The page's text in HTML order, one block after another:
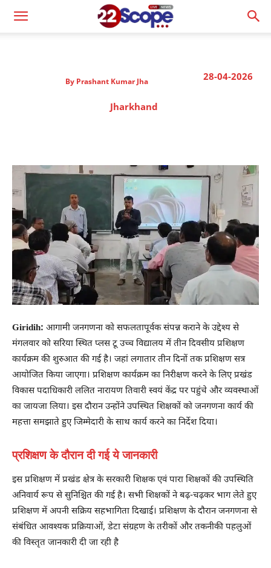
28-04-2026
By Prashant Kumar Jha
Jharkhand
Giridih: आगामी जनगणना को सफलतापूर्वक संपन्न कराने के उद्देश्य से
मंगलवार को सरिया स्थित प्लस टू उच्च विद्यालय में तीन दिवसीय प्रशिक्षण
कार्यक्रम की शुरुआत की गई है। जहां लगातार तीन दिनों तक प्रशिक्षण सत्र
आयोजित किया जाएगा। प्रशिक्षण कार्यक्रम का निरीक्षण करने के लिए प्रखंड
विकास पदाधिकारी ललित नारायण तिवारी स्वयं केंद्र पर पहुंचे और व्यवस्थाओं
का जायजा लिया। इस दौरान उन्होंने उपस्थित शिक्षकों को जनगणना कार्य की
महत्ता समझाते हुए जिम्मेदारी के साथ कार्य करने का निर्देश दिया।
प्रशिक्षण के दौरान दी गई ये जानकारी
इस प्रशिक्षण में प्रखंड क्षेत्र के सरकारी शिक्षक एवं पारा शिक्षकों की उपस्थिति
अनिवार्य रूप से सुनिश्चित की गई है। सभी शिक्षकों ने बढ़-चढ़कर भाग लेते हुए
प्रशिक्षण में अपनी सक्रिय सहभागिता दिखाई। प्रशिक्षण के दौरान जनगणना से
संबंधित आवश्यक प्रक्रियाओं, डेटा संग्रहण के तरीकों और तकनीकी पहलुओं
की विस्तृत जानकारी दी जा रही है